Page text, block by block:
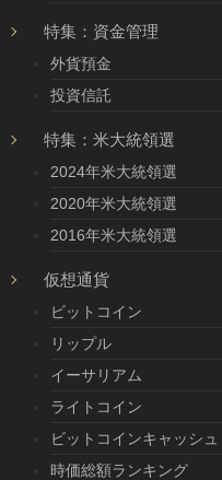
特集：資金管理
外貨預金
投資信託
特集：米大統領選
2024年米大統領選
2020年米大統領選
2016年米大統領選
仮想通貨
ビットコイン
リップル
イーサリアム
ライトコイン
ビットコインキャッシュ
時価総額ランキング